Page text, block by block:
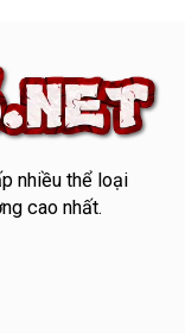
nhiều thể loại
cao nhất.